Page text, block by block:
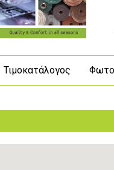
Τιμοκατάλογος